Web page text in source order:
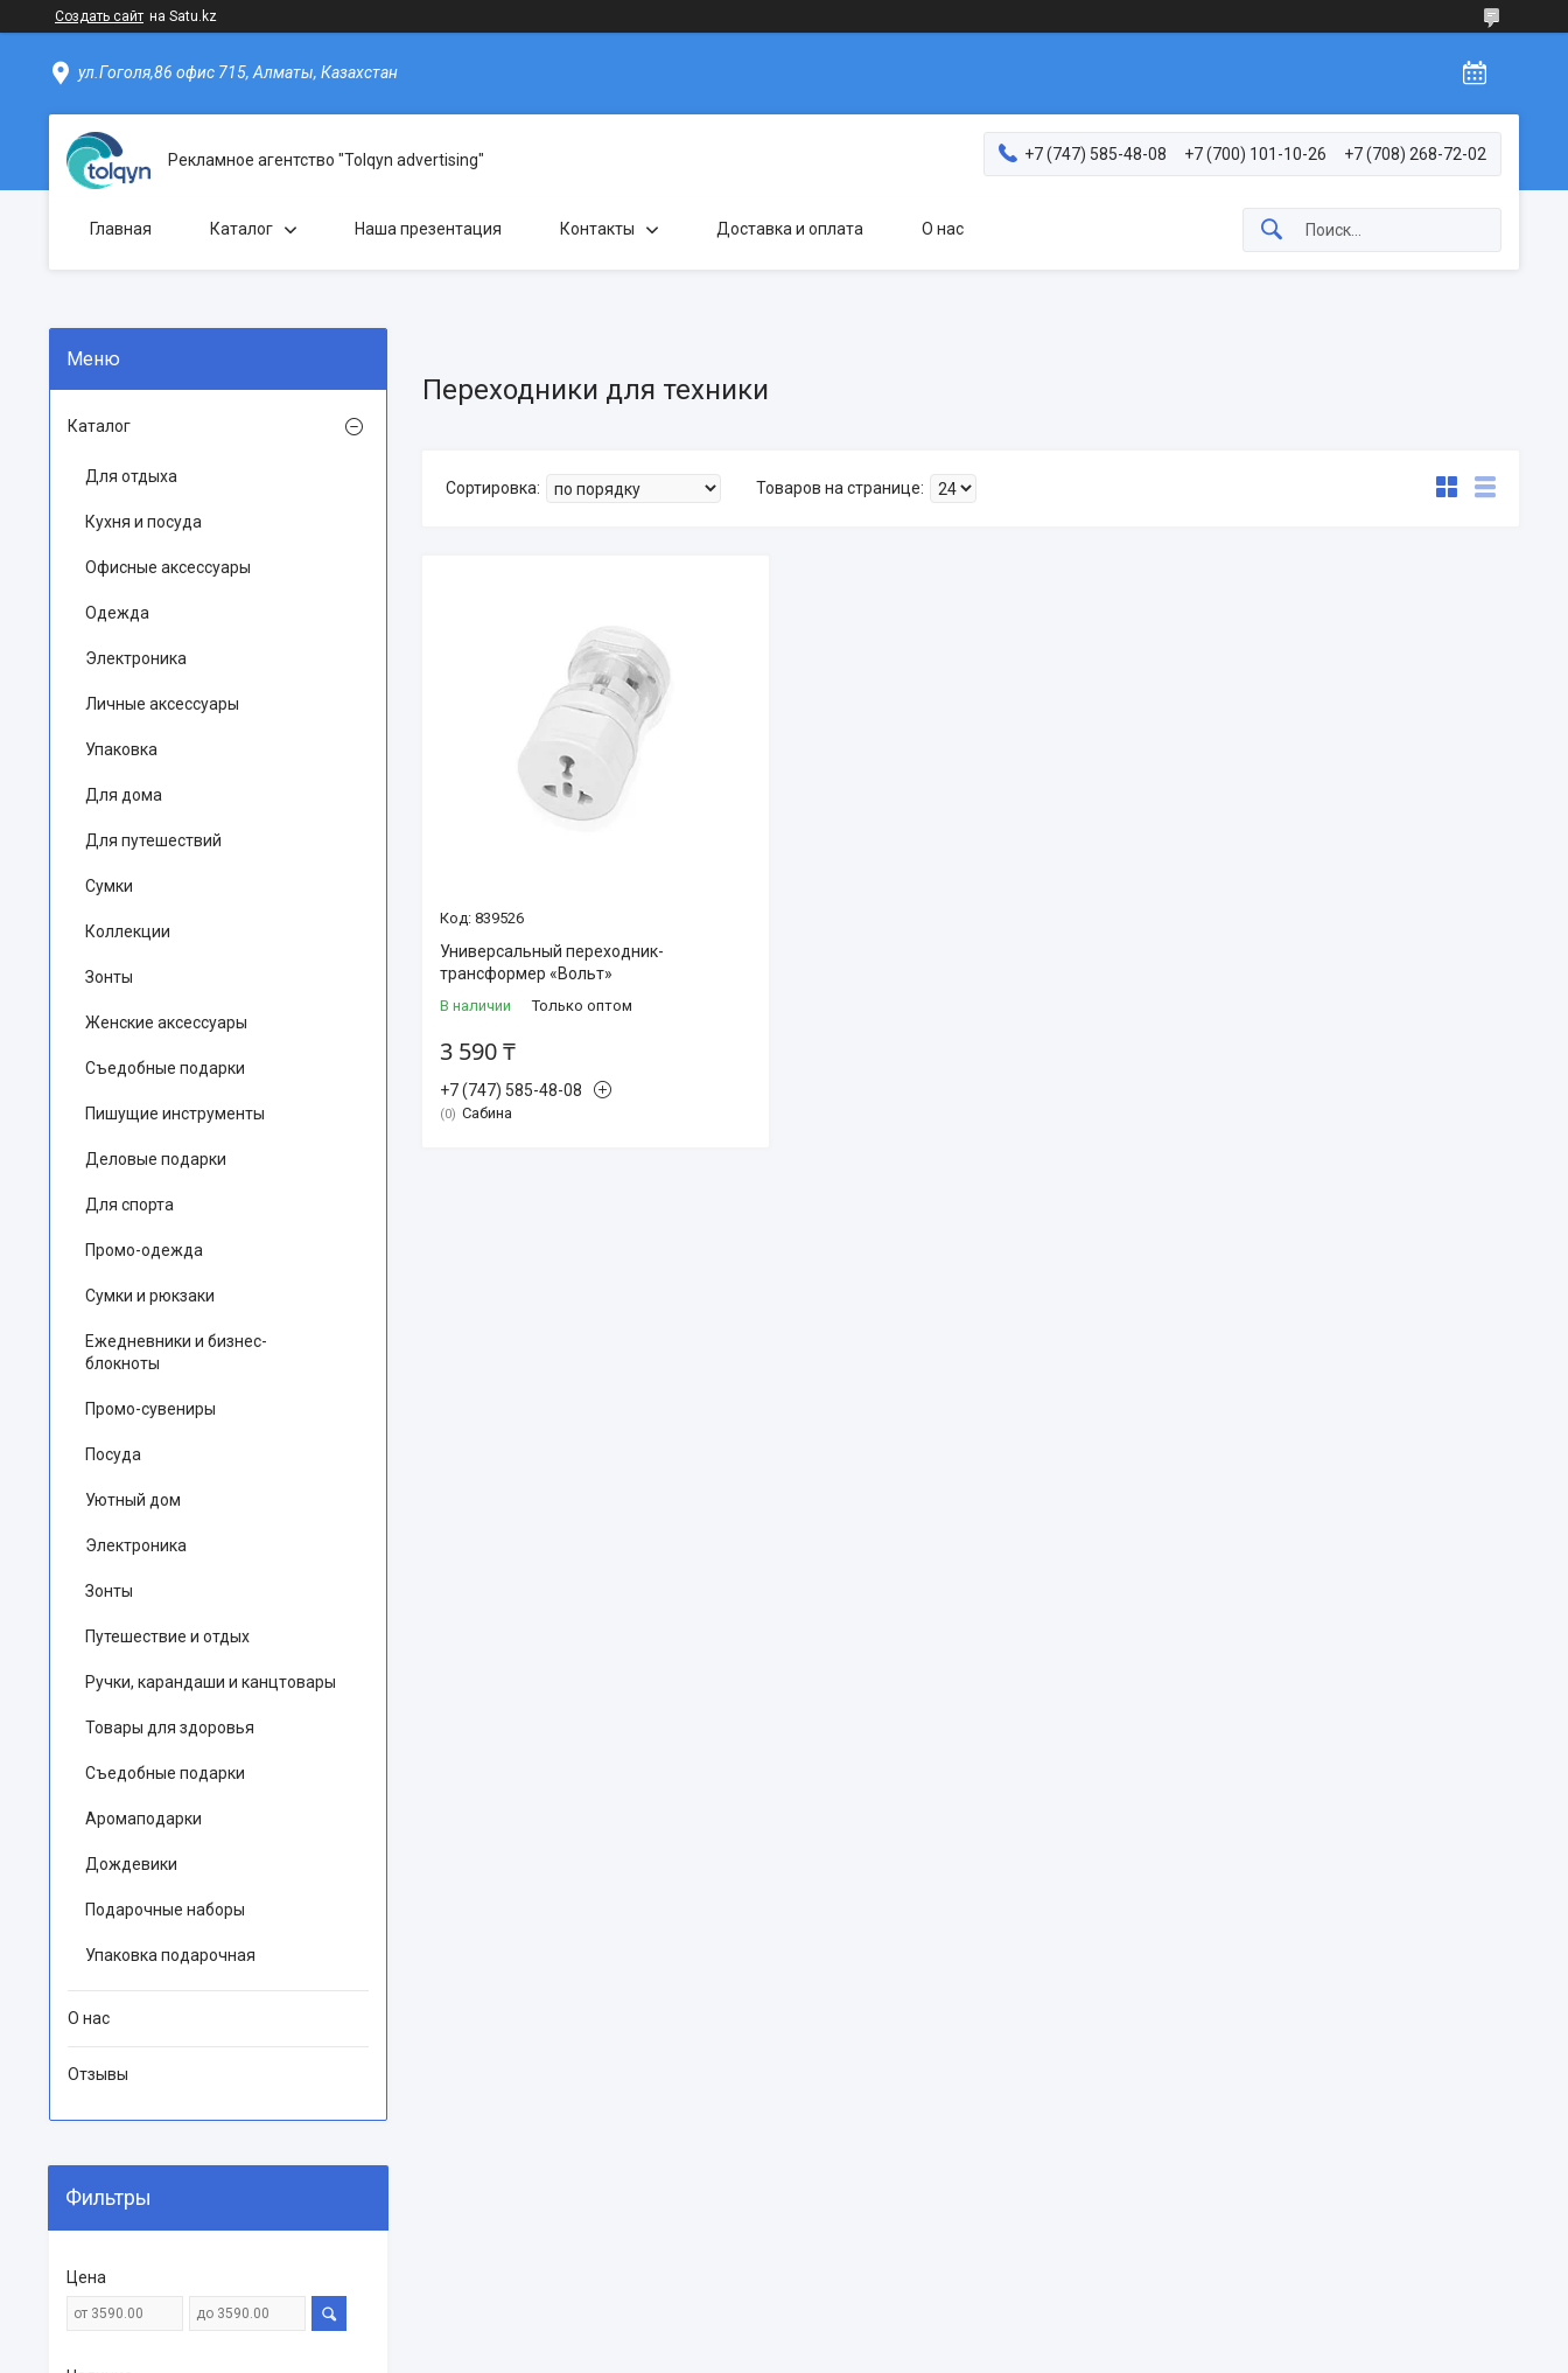
Создать сайт на Satu.kz
ул.Гоголя,86 офис 715, Алматы, Казахстан
Рекламное агентство "Tolqyn advertising" +7 (747) 585-48-08 +7 (700) 101-10-26 +7 (708) 268-72-02
Главная Каталог Наша презентация Контакты Доставка и оплата О нас
Переходники для техники
839526
Универсальный переходник-
трансформер «Вольт»
В наличии Только оптом
3 590 ₸
+7 (747) 585-48-08
0 Сабина
Каталог
Для отдыха
Кухня и посуда
Офисные аксессуары
Одежда
Электроника
Личные аксессуары
Упаковка
Для дома
Для путешествий
Сумки
Коллекции
Зонты
Женские аксессуары
Съедобные подарки
Пишущие инструменты
Деловые подарки
Для спорта
Промо-одежда
Сумки и рюкзаки
Ежедневники и бизнес-
блокноты
Промо-сувениры
Посуда
Уютный дом
Электроника
Зонты
Путешествие и отдых
Ручки, карандаши и канцтовары
Товары для здоровья
Съедобные подарки
Аромаподарки
Дождевики
Подарочные наборы
Упаковка подарочная
О нас
Отзывы
Фильтры
Цена